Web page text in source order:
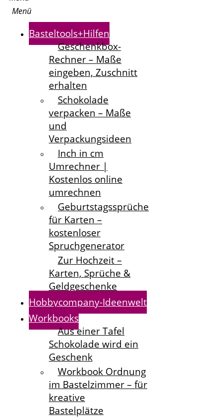
Basteltools+Hilfen
Geschenkbox-
Rechner – Maße
eingeben, Zuschnitt
erhalten
Schokolade
verpacken – Maße
und
Verpackungsideen
Inch in cm
Umrechner |
Kostenlos online
umrechnen
Geburtstagssprüche
für Karten –
kostenloser
Spruchgenerator
Zur Hochzeit –
Karten, Sprüche &
Geldgeschenke
Hobbycompany-Ideenwelt
Workbooks
Aus einer Tafel
Schokolade wird ein
Geschenk
Workbook Ordnung
im Bastelzimmer – für
kreative
Bastelplätze